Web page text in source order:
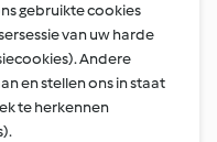
gebruikte cookies
van uw harde
Andere
en stellen ons in staat
te herkennen